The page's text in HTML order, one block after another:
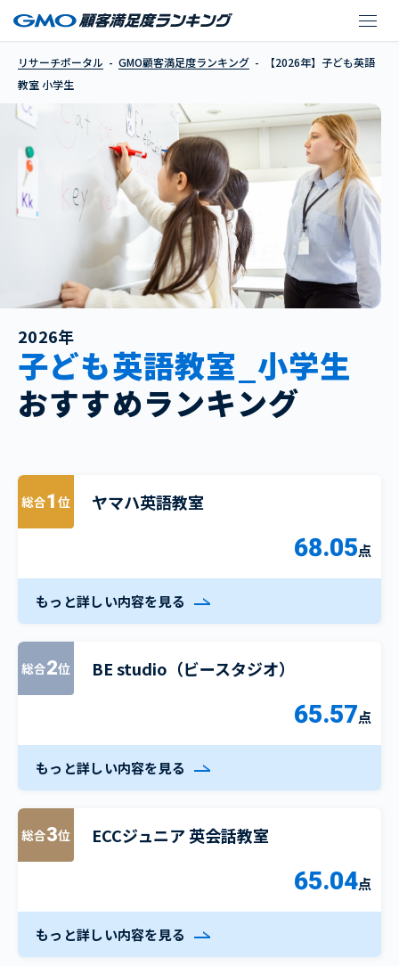
【2026年】子ども英語
リサーチポータル GMO顧客満足度ランキング
【2026年】子ども英語
教室 小学生
2026年
子ども英語教室_小学生
おすすめランキング
総合1 位 ヤマハ英語教室
68.05点
もっと詳しい内容を見る
総合2位 BE studio（ビースタジオ）
65.57点
もっと詳しい内容を見る
総合3位 ECCジュニア 英会話教室
65.04点
もっと詳しい内容を見る